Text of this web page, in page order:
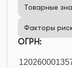
Товарные
Факторы
ОГРН: